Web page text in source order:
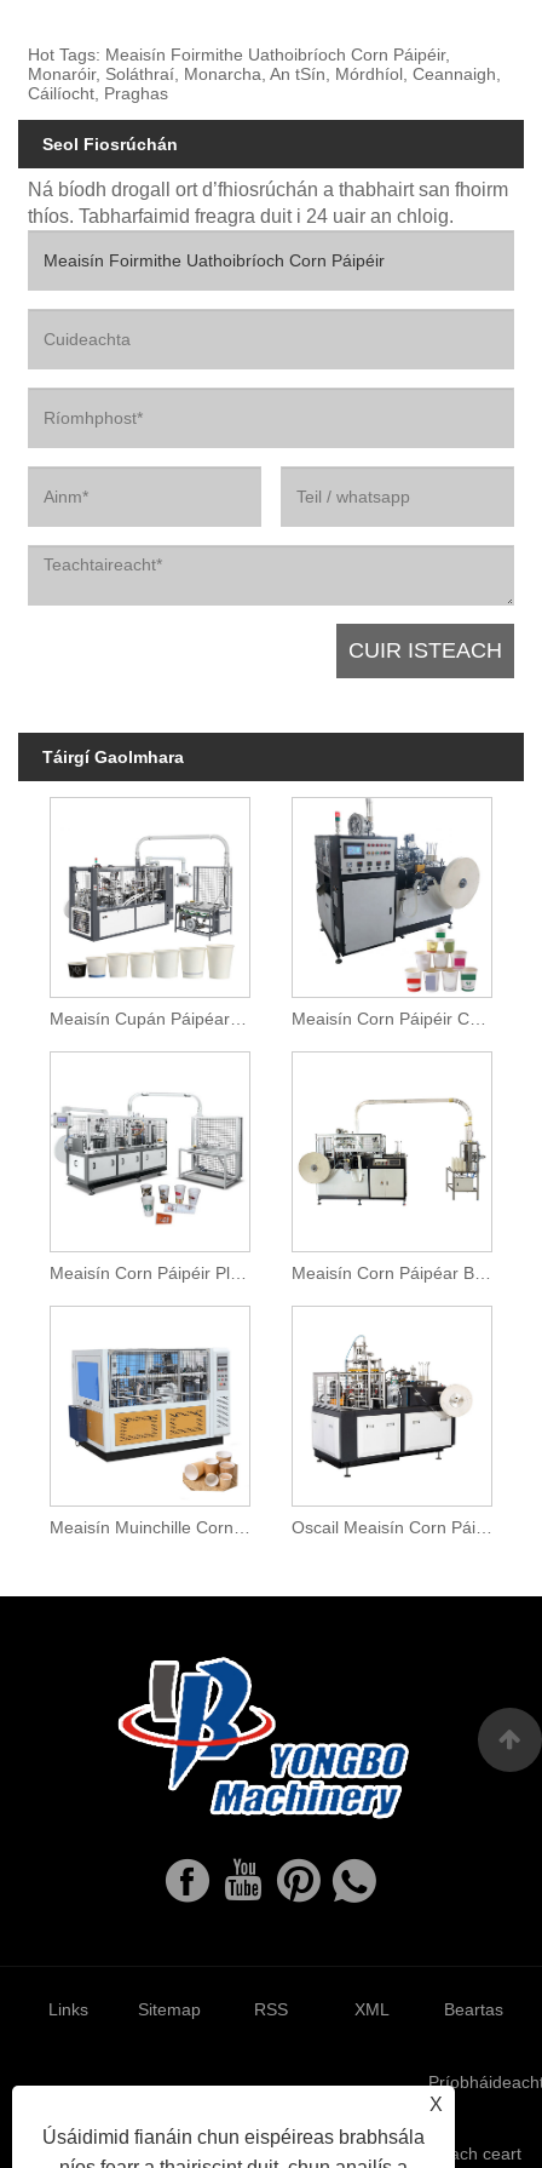
Hot Tags: Meaisín Foirmithe Uathoibríoch Corn Páipéir,
Monaróir, Soláthraí, Monarcha, An tSín, Mórdhíol, Ceannaigh,
Cáilíocht, Praghas
Seol Fiosrúchán
Ná bíodh drogall ort d’fhiosrúchán a thabhairt san fhoirm
thíos. Tabharfaimid freagra duit i 24 uair an chloig.
Táirgí Gaolmhara
Meaisín Cupán Páipéar Indiúscartha Meaisín Corn Páipéir Cam Oscailte Pláta Aonair Ardluais
Meaisín Corn Páipéir Pláta Aonair Peann Cam Meaisín Corn Páipéar Bosca Gear
X
Úsáidimid fianáin chun eispéireas brabhsála
Links Sitemap RSS XML Beartas
Cóipcheart © 2022 Ruian Yongbo Machinery Co., Ltd. Gach ceart